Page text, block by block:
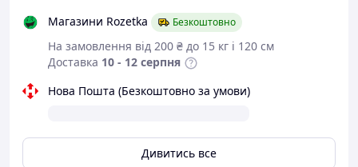
Магазини Rozetka
Безкоштовно
На замовлення від 200 ₴ до 15 кг і 120 см
Доставка 10 - 12 серпня
Нова Пошта (Безкоштовно за умови)
Дивитись все